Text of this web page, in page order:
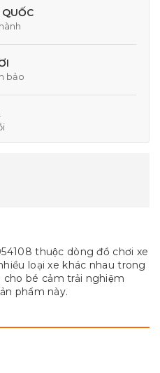
bảo
thuộc dòng đồ chơi xe
loại xe khác nhau trong
cho bé cảm trải nghiệm
phẩm này.